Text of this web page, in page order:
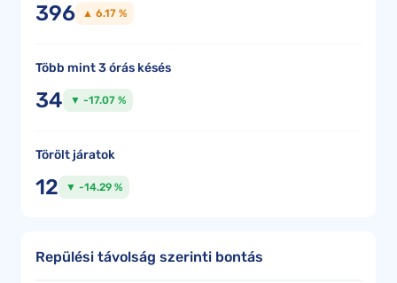
396 ▲ 6.17 %
Több mint 3 órás késés
34 ▼ -17.07 %
Törölt járatok
12 ▼ -14.29 %
Repülési távolság szerinti bontás